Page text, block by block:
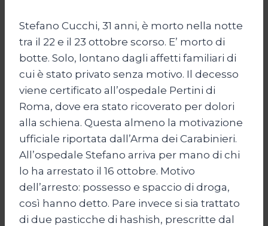
Stefano Cucchi, 31 anni, è morto nella notte
tra il 22 e il 23 ottobre scorso. E’ morto di
botte. Solo, lontano dagli affetti familiari di
cui è stato privato senza motivo. Il decesso
viene certificato all’ospedale Pertini di
Roma, dove era stato ricoverato per dolori
alla schiena. Questa almeno la motivazione
ufficiale riportata dall’Arma dei Carabinieri.
All’ospedale Stefano arriva per mano di chi
lo ha arrestato il 16 ottobre. Motivo
dell’arresto: possesso e spaccio di droga,
così hanno detto. Pare invece si sia trattato
di due pasticche di hashish, prescritte dal